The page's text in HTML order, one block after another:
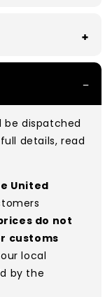
great and
free, while
is no set
B items
nature of
be dispatched
details, read
United
do not
customs
local
by the